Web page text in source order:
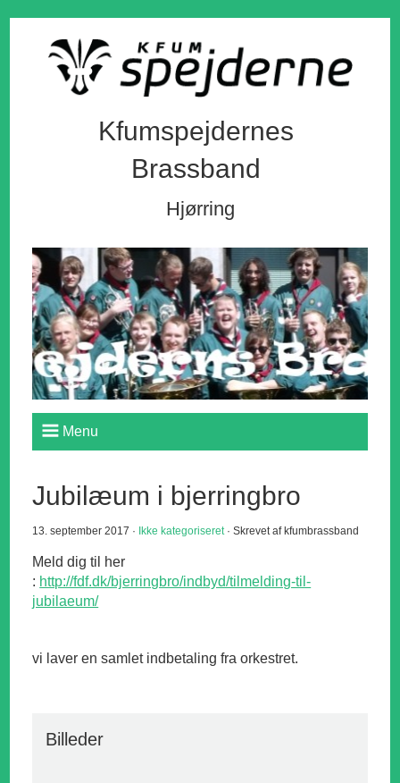
Kfumspejdernes
Brassband
Hjørring
Menu
Jubilæum i bjerringbro
13. september 2017 · Ikke kategoriseret· Skrevet af kfumbrassband
Meld dig til her
: http://fdf.dk/bjerringbro/indbyd/tilmelding-til-
jubilaeum/
vi laver en samlet indbetaling fra orkestret.
Billeder